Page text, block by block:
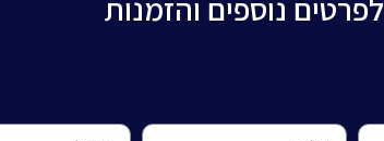
לפרטים נוספים והזמנות